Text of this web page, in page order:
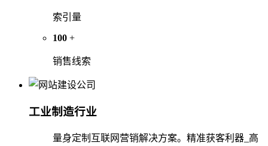
索引量
100 +
销售线索
工业制造行业
量身定制互联网营销解决方案。精准获客利器_高